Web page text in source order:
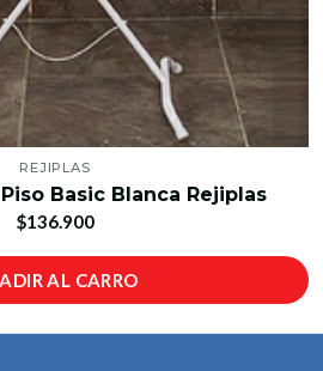
REJIPLAS
Basic Blanca Rejiplas
$136.900
AL CARRO